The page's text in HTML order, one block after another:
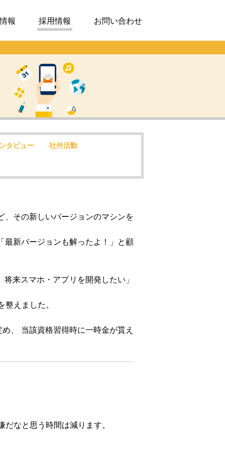
報 採用情報 お問い合わせ
タビュー 社外活動
、その新しいバージョンのマシンを
最新バージョンも解ったよ！」と顧
来スマホ・アプリを開発したい」
えました。
、 当該資格習得時に一時金が貰え
なと思う時間は減ります。